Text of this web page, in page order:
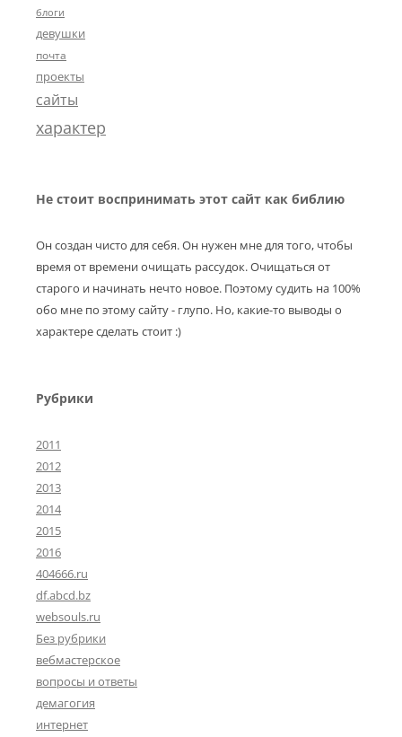
блоги
девушки
почта
проекты
сайты
характер
Не стоит воспринимать этот сайт как библию
Он создан чисто для себя. Он нужен мне для того, чтобы
время от времени очищать рассудок. Очищаться от
старого и начинать нечто новое. Поэтому судить на 100%
обо мне по этому сайту - глупо. Но, какие-то выводы о
характере сделать стоит :)
Рубрики
2011
2012
2013
2014
2015
2016
404666.ru
df.abcd.bz
websouls.ru
Без рубрики
вебмастерское
вопросы и ответы
демагогия
интернет